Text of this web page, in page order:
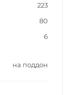
223
80
6
на поддон